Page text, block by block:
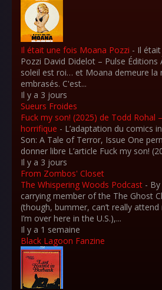
Il était une fois Moana Pozzi - Il
Pozzi David Didelot – Pulse Éditions
soleil est roi… et Moana demeure la
embrasés. C'est...
Il y a 3 jours
Sueurs Froides
Fuck my son! (2025) de Todd Rohal
horrifique - L’adaptation du comics
Son: A Tale of Terror, Issue One
donner libre L’article Fuck my son!
Il y a 3 jours
From Zombos' Closet
The Whispering Woods Podcast -
carrying member of the The Ghost
(though, bummer, can’t really
I’m over here in the U.S.),...
Il y a 1 semaine
Black Lagoon Fanzine